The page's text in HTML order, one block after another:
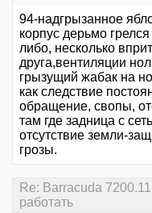
94-надгрызанное
корпус дерьмо грелся
либо, несколько
друга,вентиляции
грызущий жабак на
как следствие
обращение, свопы,
там где задница с
отсутствие земли-
грозы.
Re: Barracuda
работать